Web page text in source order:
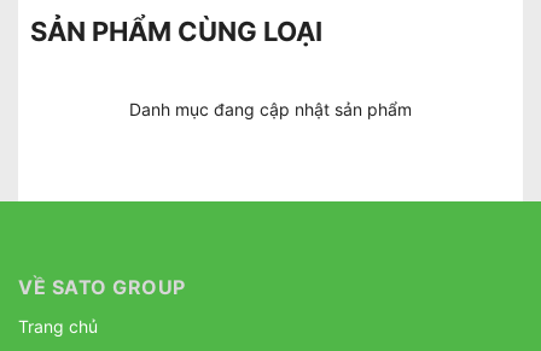
SẢN PHẨM CÙNG LOẠI
Danh mục đang cập nhật sản phẩm
VỀ SATO GROUP
Trang chủ